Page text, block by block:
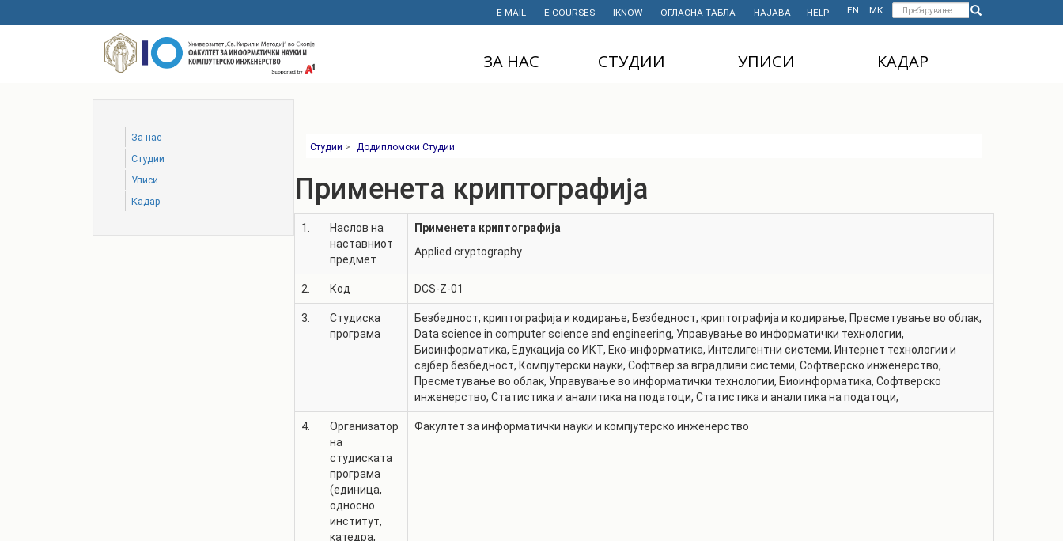
to
Форма
пребарување
Пребарување
EN МК
E-MAIL E-COURSES IKNOW ОГЛАСНА ТАБЛА НАЈАВА HELP
ЗА НАС
ПРОЕКТИ
НАУЧНА
ДЕЈНОСТ
ФИНАНСИИ
ИСТОРИЈАТ
ФИНКИ Е МОЈ
ИЗБОР
ЛАБОРАТОРИИ
ИЗВЕШТАИ ЗА
ФАКУЛТЕТОТ
СТУДИИ
ДОКТОРСКИ
СТУДИИ
СТУДЕНТСКА
СТУДЕНТСКИ
ОРГАНИЗАЦИИ
РАСПОРЕД НА
ЧАСОВИ
АКАДЕМСКИ
КАЛЕНДАР
УПИСИ
MASTER'S STUDIES
КАДАР
За нас
Студии
Уписи
Кадар
Студии > Додипломски Студии
Применета криптографија
1.
Наслов на
наставниот
предмет
Применета криптографија
Applied cryptography
2. Код DCS-Z-01
3.
Студиска
програма
Безбедност, криптографија и кодирање, Безбедност, криптографија и кодирање, Пресметување во облак,
Data science in computer science and engineering, Управување во информатички технологии,
Биоинформатика, Едукација со ИКТ, Еко-информатика, Интелигентни системи, Интернет технологии и
сајбер безбедност, Компјутерски науки, Софтвер за вградливи системи, Софтверско инженерство,
Пресметување во облак, Управување во информатички технологии, Биоинформатика, Софтверско
инженерство, Статистика и аналитика на податоци, Статистика и аналитика на податоци,
4.
Организатор
на
студиската
програма
(единица,
односно
институт,
катедра,
Факултет за информатички науки и компјутерско инженерство